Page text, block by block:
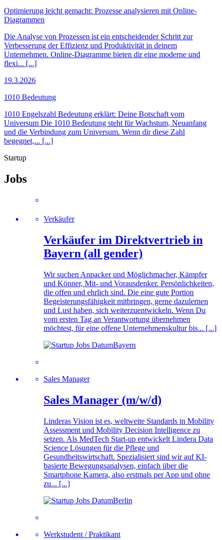
Optimierung leicht gemacht: Prozesse analysieren mit Online-
Diagrammen
Die Analyse von Prozessen ist ein entscheidender Schritt zur
Verbesserung der Effizienz und Produktivität in deinem
Unternehmen. Online-Diagramme bieten dir eine moderne und
flexi... [...]
19.3.2026
1010 Bedeutung
1010 Engelszahl Bedeutung erklärt: Deine Botschaft vom
Universum Die 1010 Bedeutung steht für Wachstum, Neuanfang
und die Verbindung zum Universum. Wenn dir diese Zahl
begegnet,... [...]
Startup
Jobs
Verkäufer
Verkäufer im Direktvertrieb in
Bayern (all gender)
Wir suchen Anpacker und Möglichmacher, Kämpfer
und Könner, Mit- und Vorausdenker. Persönlichkeiten,
die offen und ehrlich sind. Die eine gute Portion
Begeisterungsfähigkeit mitbringen, gerne dazulernen
und Lust haben, sich weiterzuentwickeln. Wenn Du
vom ersten Tag an Verantwortung übernehmen
möchtest, für eine offene Unternehmenskultur bis... [...]
Bayern
Sales Manager
Sales Manager (m/w/d)
Linderas Vision ist es, weltweite Standards in Mobility
Assessment und Mobility Decision Intelligence zu
setzen. Als MedTech Start-up entwickelt Lindera Data
Science Lösungen für die Pflege und
Gesundheitswirtschaft. Spezialisiert sind wir auf KI-
basierte Bewegungsanalysen, einfach über die
Smartphone Kamera, also erstmals per App und ohne
zu... [...]
Berlin
Werkstudent / Praktikant